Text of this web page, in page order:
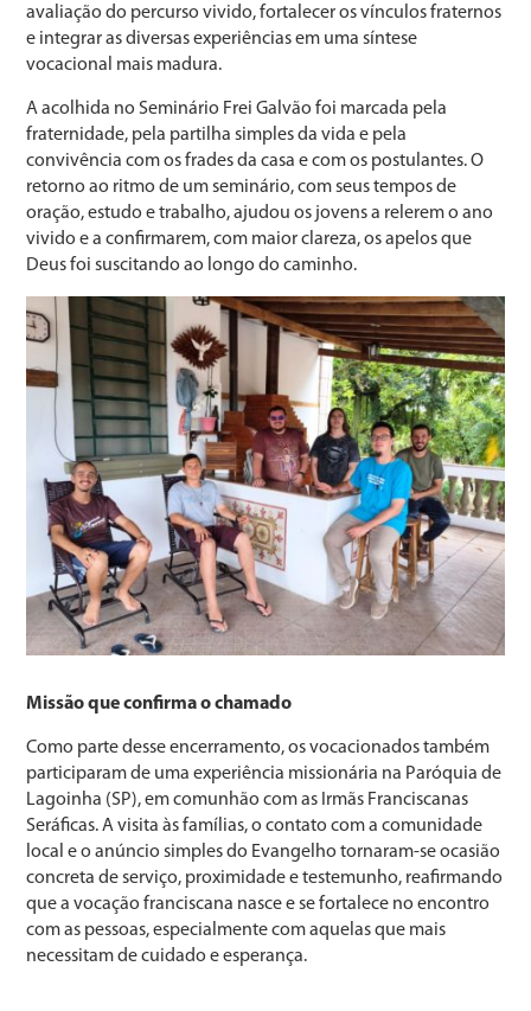
avaliação do percurso vivido, fortalecer os vínculos fraternos
e integrar as diversas experiências em uma síntese
vocacional mais madura.
A acolhida no Seminário Frei Galvão foi marcada pela
fraternidade, pela partilha simples da vida e pela
convivência com os frades da casa e com os postulantes. O
retorno ao ritmo de um seminário, com seus tempos de
oração, estudo e trabalho, ajudou os jovens a relerem o ano
vivido e a confirmarem, com maior clareza, os apelos que
Deus foi suscitando ao longo do caminho.
Missão que confirma o chamado
Como parte desse encerramento, os vocacionados também
participaram de uma experiência missionária na Paróquia de
Lagoinha (SP), em comunhão com as Irmãs Franciscanas
Seráficas. A visita às famílias, o contato com a comunidade
local e o anúncio simples do Evangelho tornaram-se ocasião
concreta de serviço, proximidade e testemunho, reafirmando
que a vocação franciscana nasce e se fortalece no encontro
com as pessoas, especialmente com aquelas que mais
necessitam de cuidado e esperança.